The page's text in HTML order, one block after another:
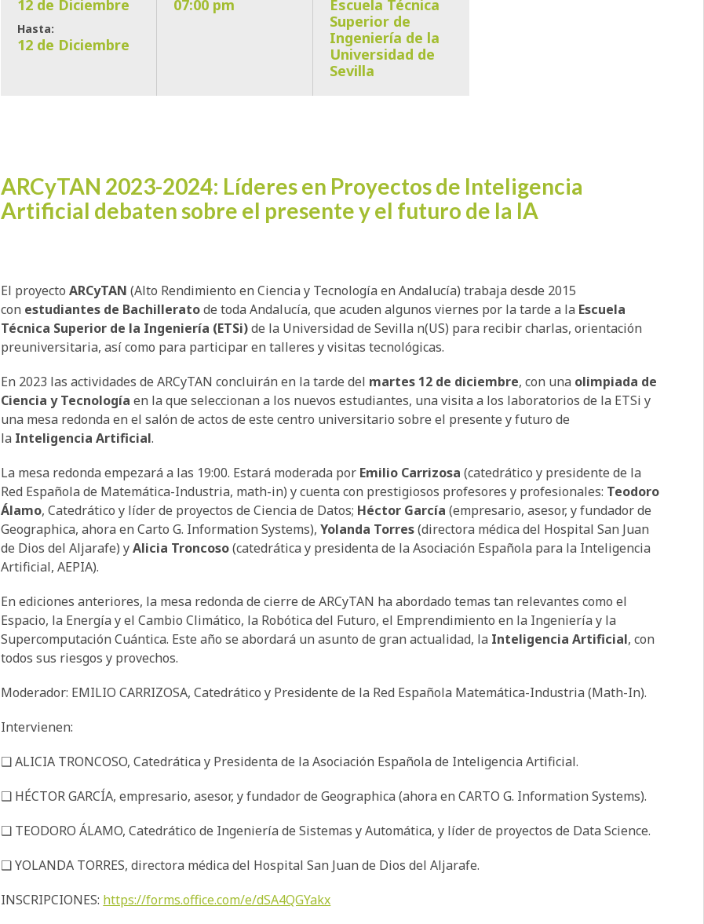
12 de Diciembre
Hasta:
12 de Diciembre
07:00 pm
Escuela Técnica
Superior de
Ingeniería de la
Universidad de
Sevilla
ARCyTAN 2023-2024: Líderes en Proyectos de Inteligencia
Artificial debaten sobre el presente y el futuro de la IA
El proyectoARCyTAN (Alto Rendimiento en Ciencia y Tecnología en Andalucía) trabaja desde 2015
con estudiantes de Bachilleratode toda Andalucía, que acuden algunos viernes por la tarde a la Escuela
Técnica Superior de la Ingeniería (ETSi)de la Universidad de Sevilla n(US) para recibir charlas, orientación
preuniversitaria, así como para participar en talleres y visitas tecnológicas.
En 2023 las actividades de ARCyTAN concluirán en la tarde del martes 12 de diciembre, con una olimpiada de
Ciencia y Tecnología en la que seleccionan a los nuevos estudiantes, una visita a los laboratorios de la ETSi y
una mesa redonda en el salón de actos de este centro universitario sobre el presente y futuro de
la Inteligencia Artificial.
La mesa redonda empezará a las 19:00. Estará moderada por Emilio Carrizosa (catedrático y presidente de la
Red Española de Matemática-Industria, math-in) y cuenta con prestigiosos profesores y profesionales: Teodoro
Álamo, Catedrático y líder de proyectos de Ciencia de Datos; Héctor García (empresario, asesor, y fundador de
Geographica, ahora en Carto G. Information Systems), Yolanda Torres(directora médica del Hospital San Juan
de Dios del Aljarafe) yAlicia Troncoso(catedrática y presidenta de la Asociación Española para la Inteligencia
Artificial, AEPIA).
En ediciones anteriores, la mesa redonda de cierre de ARCyTAN ha abordado temas tan relevantes como el
Espacio, la Energía y el Cambio Climático, la Robótica del Futuro, el Emprendimiento en la Ingeniería y la
Supercomputación Cuántica. Este año se abordará un asunto de gran actualidad, la Inteligencia Artificial, con
todos sus riesgos y provechos.
Moderador: EMILIO CARRIZOSA, Catedrático y Presidente de la Red Española Matemática-Industria (Math-In).
Intervienen:
❑ ALICIA TRONCOSO, Catedrática y Presidenta de la Asociación Española de Inteligencia Artificial.
❑ HÉCTOR GARCÍA, empresario, asesor, y fundador de Geographica (ahora en CARTO G. Information Systems).
❑ TEODORO ÁLAMO, Catedrático de Ingeniería de Sistemas y Automática, y líder de proyectos de Data Science.
❑ YOLANDA TORRES, directora médica del Hospital San Juan de Dios del Aljarafe.
INSCRIPCIONES: https://forms.office.com/e/dSA4QGYakx